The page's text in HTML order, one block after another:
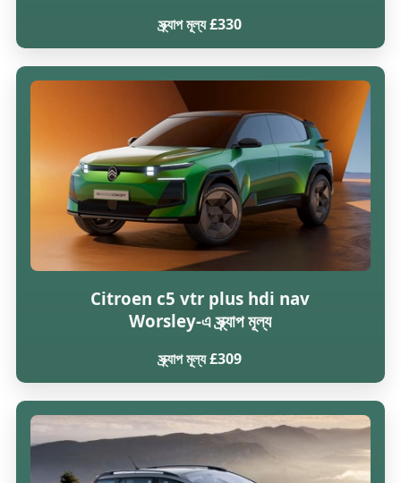
স্ক্র্যাপ মূল্য £330
Citroen c5 vtr plus hdi nav
Worsley-এ স্ক্র্যাপ মূল্য
স্ক্র্যাপ মূল্য £309